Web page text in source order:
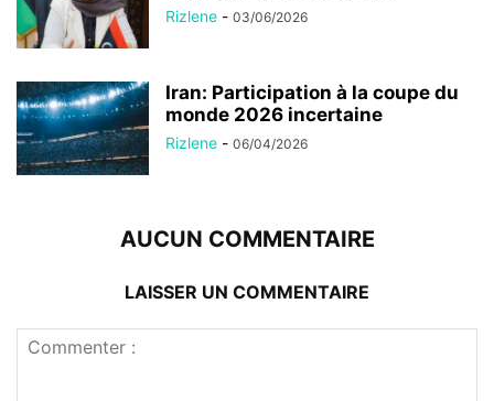
Rizlene - 03/06/2026
Iran: Participation à la coupe du
monde 2026 incertaine
Rizlene - 06/04/2026
AUCUN COMMENTAIRE
LAISSER UN COMMENTAIRE